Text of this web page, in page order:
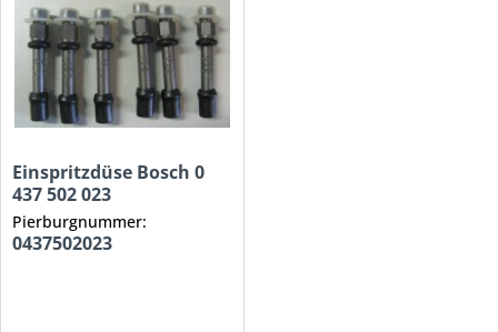
Einspritzdüse Bosch 0
437 502 023
Pierburgnummer:
0437502023